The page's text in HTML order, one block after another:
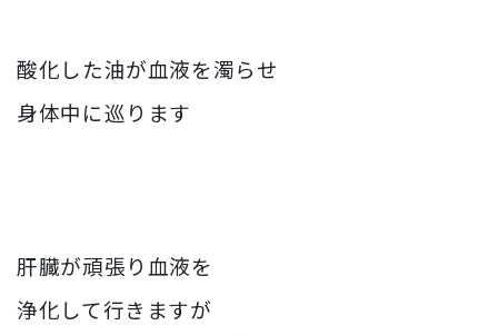
酸化した油が血液を濁らせ
身体中に巡ります
肝臓が頑張り血液を
浄化して行きますが